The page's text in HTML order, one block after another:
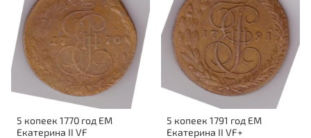
5 копеек 1770 год ЕМ
Екатерина II VF
5 копеек 1791 год ЕМ
Екатерина II VF+